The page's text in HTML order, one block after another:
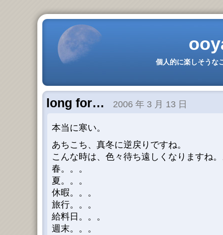
個人的に楽しそうな
long for… 2006 年 3 月 13 日
本当に寒い。
あちこち、真冬に逆戻りですね。
こんな時は、色々待ち遠しくなりますね
春。。。
夏。。。
休暇。。。
旅行。。。
給料日。。。
週末。。。